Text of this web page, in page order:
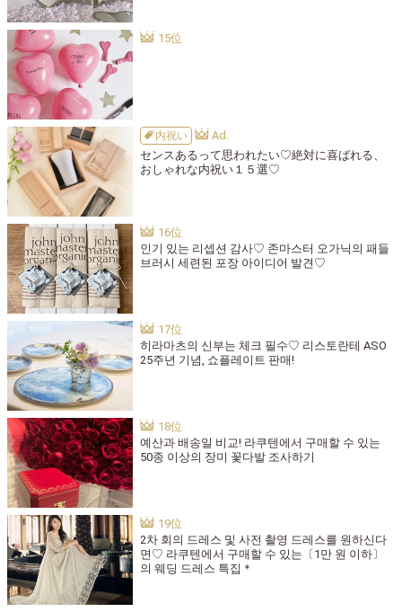
内祝い
センスあるって思われたい♡絶対に喜ばれる、
おしゃれな内祝い１５選♡
인기 있는 리셉션 감사♡ 존마스터 오가닉의 패들
브러시 세련된 포장 아이디어 발견♡
히라마츠의 신부는 체크 필수♡ 리스토란테 ASO
25주년 기념, 쇼플레이트 판매!
예산과 배송일 비교! 라쿠텐에서 구매할 수 있는
50종 이상의 장미 꽃다발 조사하기
2차 회의 드레스 및 사전 촬영 드레스를 원하신다
면♡ 라쿠텐에서 구매할 수 있는〔1만 원 이하〕
의 웨딩 드레스 특집＊